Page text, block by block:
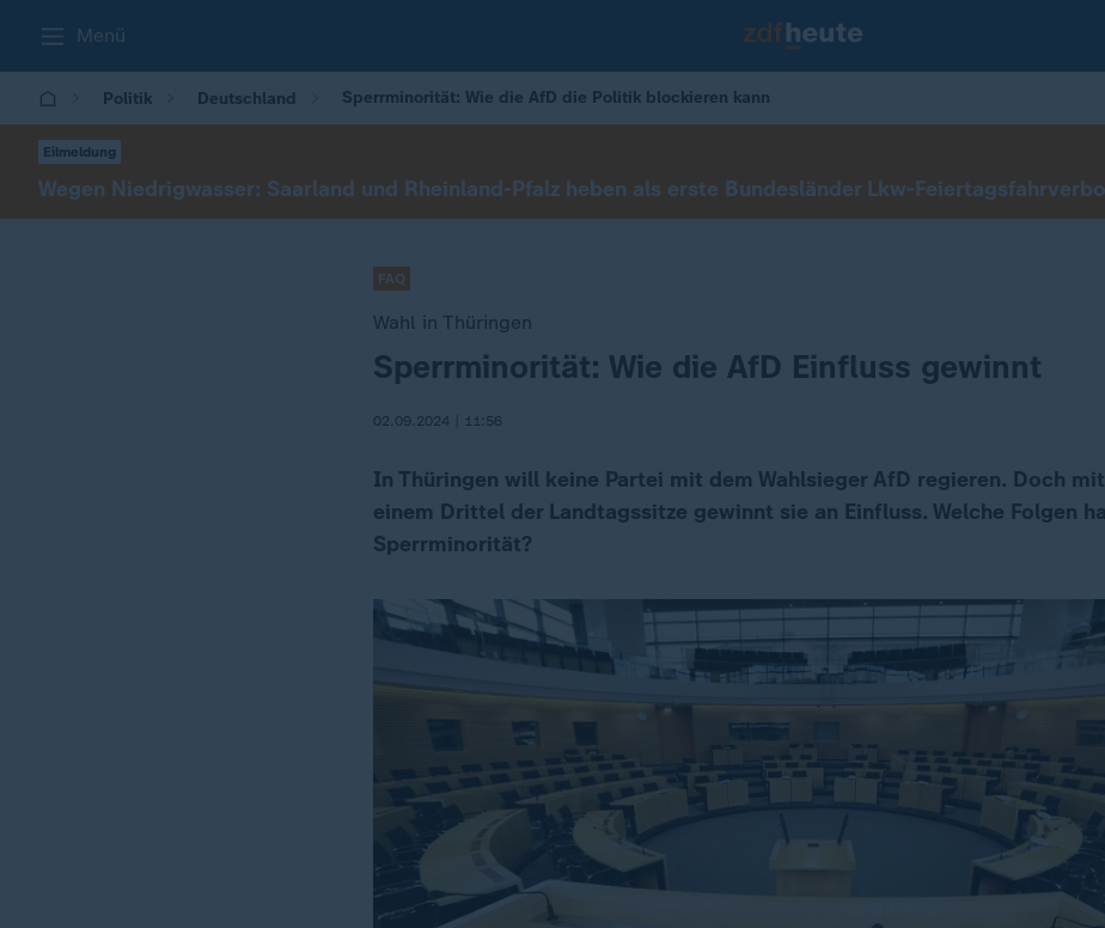
Menü
Politik Deutschland Sperrminorität: Wie die AfD die Politik blockieren kann
Eilmeldung
Wegen Niedrigwasser: Saarland und Rheinland-Pfalz heben als erste Bundesländer Lkw-
FAQ
Wahl in Thüringen
:
Sperrminorität: Wie die AfD Einfluss gewinnt
02.09.2024 | 11:56
In Thüringen will keine Partei mit dem Wahlsieger AfD regieren. Doch
einem Drittel der Landtagssitze gewinnt sie an Einfluss. Welche Folgen
Sperrminorität?